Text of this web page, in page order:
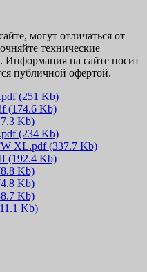
могут отличаться от
технические
Информация на сайте носит
публичной офертой.
(251 Kb)
(174.6 Kb)
Kb)
(234 Kb)
XL.pdf(337.7 Kb)
(192.4 Kb)
Kb)
Kb)
Kb)
Kb)